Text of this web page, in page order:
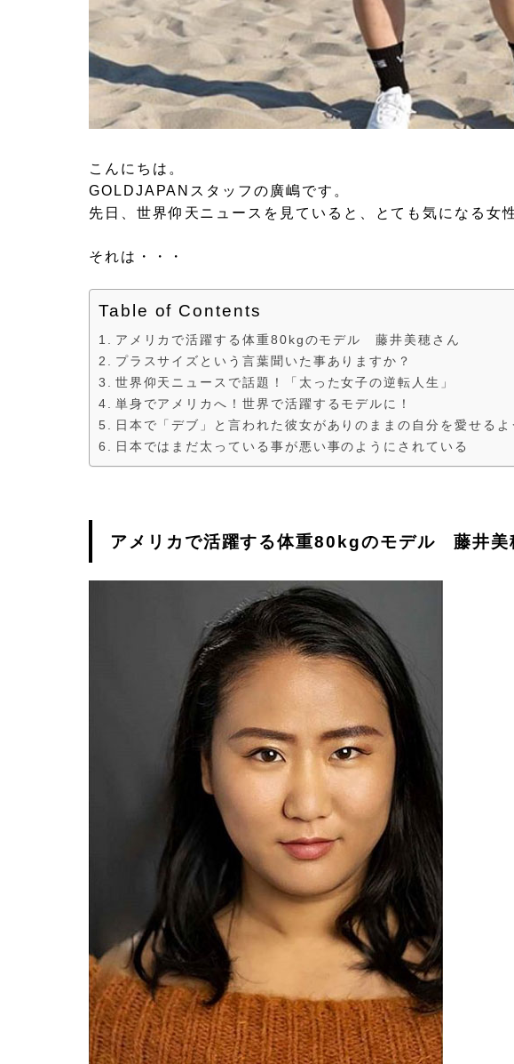
こんにちは。
GOLDJAPANスタッフの廣嶋です。
先日、世界仰天ニュースを見ていると、とても気になる女
それは・・・
Table of Contents
アメリカで活躍する体重80kgのモデル 藤井美穂さん
プラスサイズという言葉聞いた事ありますか？
世界仰天ニュースで話題！「太った女子の逆転人生」
単身でアメリカへ！世界で活躍するモデルに！
日本で「デブ」と言われた彼女がありのままの自分を愛せるよ
日本ではまだ太っている事が悪い事のようにされている
アメリカで活躍する体重80kgのモデル 藤井美